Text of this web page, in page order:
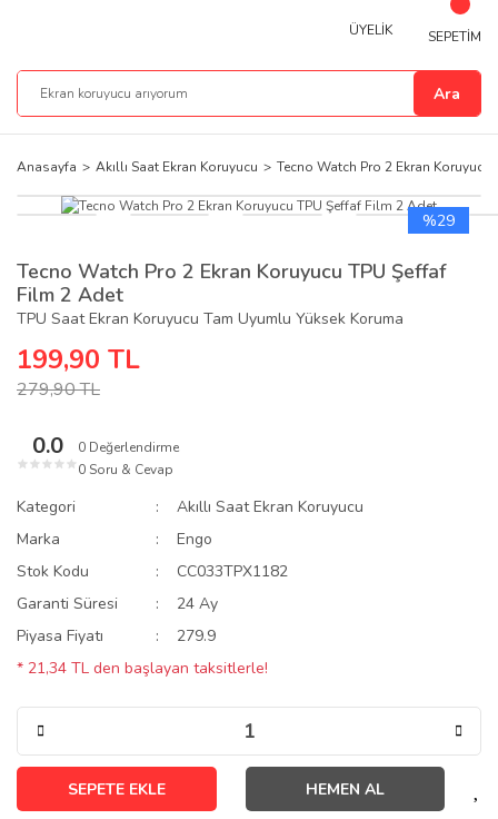
Ara
ÜYELİK SEPETİM
Anasayfa Akıllı Saat Ekran Koruyucu Tecno Watch Pro 2 Ekran
%29
Tecno Watch Pro 2 Ekran Koruyucu TPU Şeffaf
Film 2 Adet
TPU Saat Ekran Koruyucu Tam Uyumlu Yüksek Koruma
199,90 TL
279,90 TL
0.0
★ ★ ★ ★ ★
0 Değerlendirme
0 Soru & Cevap
Kategori
Akıllı Saat Ekran Koruyucu
Marka
Engo
Stok Kodu
CC033TPX1182
Garanti Süresi
24 Ay
Piyasa Fiyatı
279.9
* 21,34 TL den başlayan taksitlerle!
SEPETE EKLE HEMEN AL